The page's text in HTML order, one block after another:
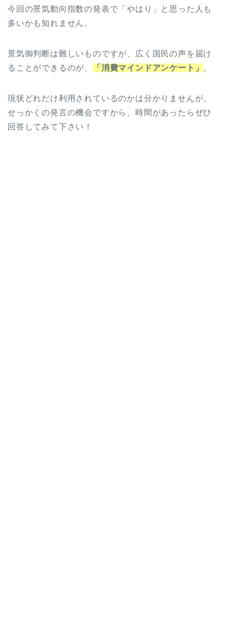
今回の景気動向指数の発表で「やはり」と思った人も
多いかも知れません。
景気御判断は難しいものですが、広く国民の声を届け
ることができるのが、
「消費マインドアンケート」 。
現状どれだけ利用されているのかは分かりませんが、
せっかくの発言の機会ですから、時間があったらぜひ
回答してみて下さい！